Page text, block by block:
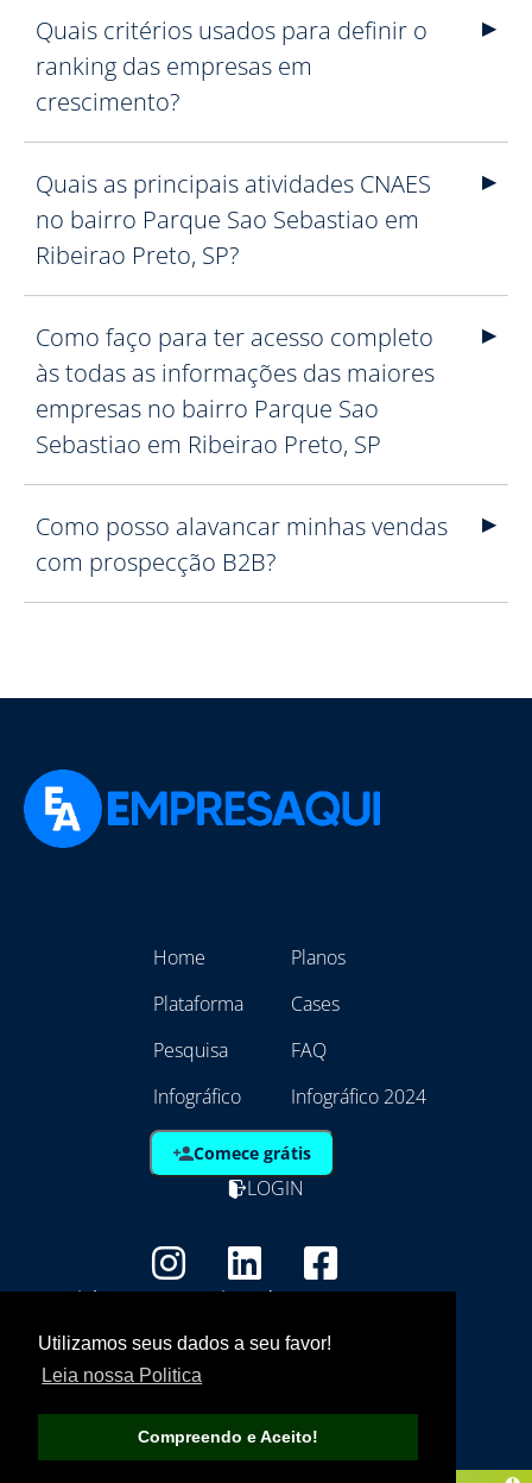
Utilizamos seus dados a seu favor!
Leia nossa Politica
Compreendo e Aceito!
Quais critérios usados para definir o
ranking das empresas em
crescimento?
Quais as principais atividades CNAES
no bairro Parque Sao Sebastiao em
Ribeirao Preto, SP?
Como faço para ter acesso completo
às todas as informações das maiores
empresas no bairro Parque Sao
Sebastiao em Ribeirao Preto, SP
Como posso alavancar minhas vendas
com prospecção B2B?
Home
Plataforma
Pesquisa
Infográfico
Planos
Cases
FAQ
Infográfico 2024
Comece grátis
LOGIN
Copyright - Marca Registrada
21.792.257/0001/01